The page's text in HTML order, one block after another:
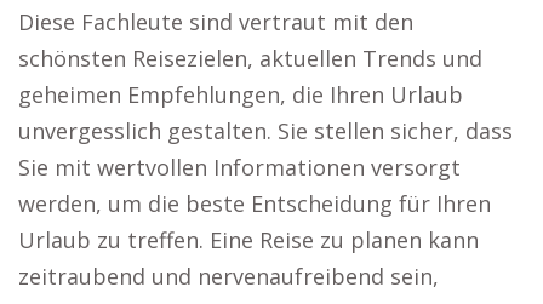
Diese Fachleute sind vertraut mit den
schönsten Reisezielen, aktuellen Trends und
geheimen Empfehlungen, die Ihren Urlaub
unvergesslich gestalten. Sie stellen sicher, dass
Sie mit wertvollen Informationen versorgt
werden, um die beste Entscheidung für Ihren
Urlaub zu treffen. Eine Reise zu planen kann
zeitraubend und nervenaufreibend sein,